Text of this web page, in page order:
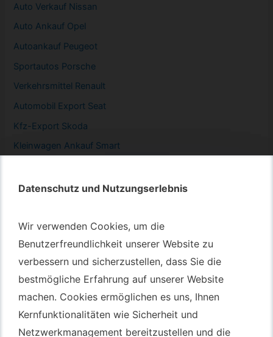
Datenschutz und Nutzungserlebnis
Wir verwenden Cookies, um die
Benutzerfreundlichkeit unserer Website zu
verbessern und sicherzustellen, dass Sie die
bestmögliche Erfahrung auf unserer Website
machen. Cookies ermöglichen es uns, Ihnen
Kernfunktionalitäten wie Sicherheit und
Netzwerkmanagement bereitzustellen und die
Datenschutz und Nutzungserlebnis
Wir verwenden Cookies, um die
Benutzerfreundlichkeit unserer Website zu
verbessern und sicherzustellen, dass Sie die
bestmögliche Erfahrung auf unserer Website
machen. Cookies ermöglichen es uns, Ihnen
Kernfunktionalitäten wie Sicherheit und
Netzwerkmanagement bereitzustellen und die
Auto Verkauf Nissan
Auto Ankauf Opel
Autoankauf Peugeot
Sportautos Porsche
Verkehrsmittel Renault
Automobil Export Seat
Kfz-Export Skoda
Kleinwagen Ankauf Smart
Autotransport Bochum
Autotransport Düsseldorf
Autotransport Essen
Autoexport Gelsenkirchen
Autoexport Herne